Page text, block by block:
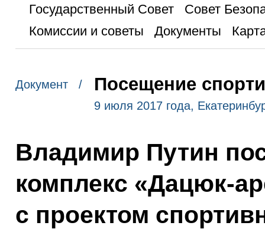
Государственный Совет
Совет
Комиссии и советы
Документы
Документ / Посещение
9 июля 2017 года,
Владимир Путин
комплекс «Дацюк-
с проектом